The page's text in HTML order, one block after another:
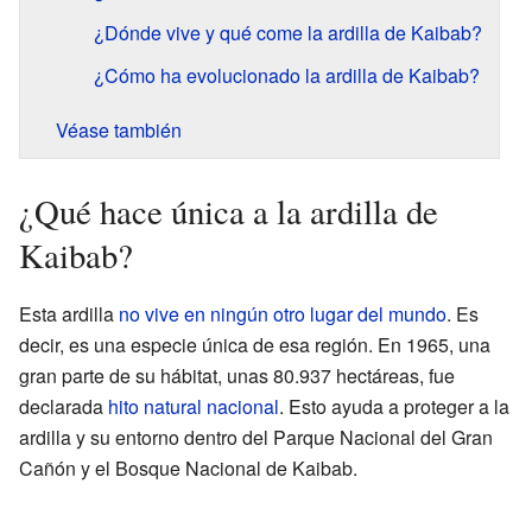
¿Dónde vive y qué come la ardilla de Kaibab?
¿Cómo ha evolucionado la ardilla de Kaibab?
Véase también
¿Qué hace única a la ardilla de
Kaibab?
Esta ardilla no vive en ningún otro lugar del mundo. Es
decir, es una especie única de esa región. En 1965, una
gran parte de su hábitat, unas 80.937 hectáreas, fue
declarada hito natural nacional. Esto ayuda a proteger a la
ardilla y su entorno dentro del Parque Nacional del Gran
Cañón y el Bosque Nacional de Kaibab.